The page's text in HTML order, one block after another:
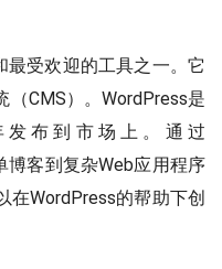
最受欢迎的工具之一。它
（CMS）。WordPress是
发布到市场上。通过
博客到复杂Web应用程序
在WordPress的帮助下创